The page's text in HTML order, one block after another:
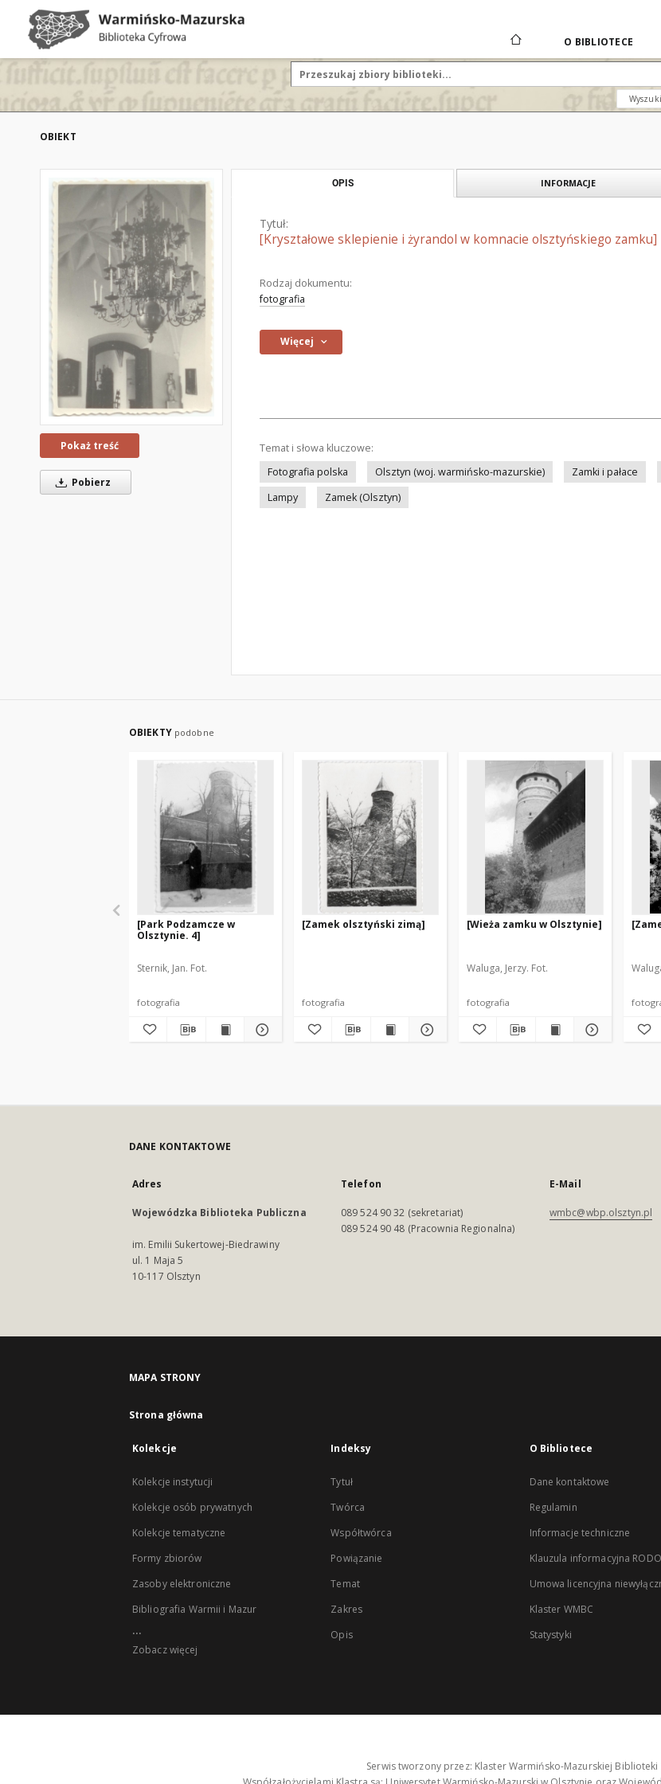
O BIBLIOTECE
OBIEKT
Pokaż treść
Pobierz
OPIS INFORMACJE
Tytuł:
[Kryształowe sklepienie i żyrandol w komnacie olsztyńskiego zamku]
Rodzaj dokumentu:
fotografia
Więcej
Temat i słowa kluczowe:
Fotografia polska
Olsztyn (woj. warmińsko-mazurskie) Zamki i pałace
Lampy
Zamek (Olsztyn)
OBIEKTY podobne
[Park Podzamcze w
Olsztynie. 4]
Sternik, Jan. Fot.
fotografia
[Zamek olsztyński zimą]
fotografia
[Wieża zamku w Olsztynie]
Waluga, Jerzy. Fot.
fotografia
DANE KONTAKTOWE
Adres
Wojewódzka Biblioteka Publiczna
im. Emilii Sukertowej-Biedrawiny
ul. 1 Maja 5
10-117 Olsztyn
Telefon
089 524 90 32 (sekretariat)
089 524 90 48 (Pracownia Regionalna)
E-Mail
wmbc@wbp.olsztyn.pl
MAPA STRONY
Strona główna
Kolekcje
Kolekcje instytucji
Kolekcje osób prywatnych
Kolekcje tematyczne
Formy zbiorów
Zasoby elektroniczne
Bibliografia Warmii i Mazur
...
Zobacz więcej
Indeksy
Tytuł
Twórca
Współtwórca
Powiązanie
Temat
Zakres
Opis
O Bibliotece
Dane kontaktowe
Regulamin
Informacje techniczne
Klauzula informacyjna RODO
Umowa licencyjna
Klaster WMBC
Statystyki
Serwis tworzony przez: Klaster Warmińsko-Mazurskiej Biblioteki